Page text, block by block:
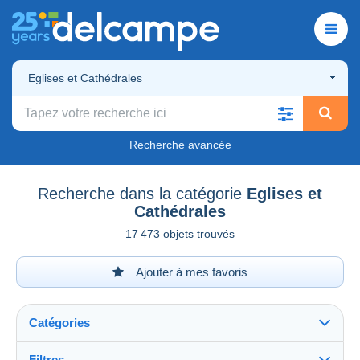
Eglises et Cathédrales
Recherche avancée
Recherche dans la catégorie Eglises et
Cathédrales
17 473 objets trouvés
Ajouter à mes favoris
Catégories